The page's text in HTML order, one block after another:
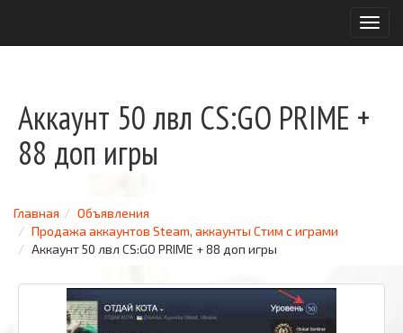
T
o
Аккаунт 50 лвл CS:GO PRIME +
88 доп игры
Главная
Объявления
Продажа аккаунтов Steam, аккаунты Стим с играми
Аккаунт 50 лвл CS:GO PRIME + 88 доп игры